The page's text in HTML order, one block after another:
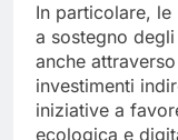
In particolare, le
a sostegno
anche
investimenti
iniziative a
ecologica e